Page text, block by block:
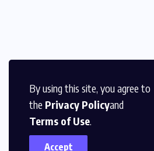
By using this site, you agree to
the Privacy Policyand
Terms of Use.
Accept